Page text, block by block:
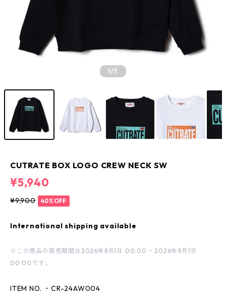
1/7
CUTRATE BOX LOGO CREW NECK SW
¥5,940
¥9,900 40%OFF
International shipping available
※この商品の販売期間は2026年8月1日 00:00 ~ 2026年9月1日
00:00です。
ITEM NO. ・CR-24AW004